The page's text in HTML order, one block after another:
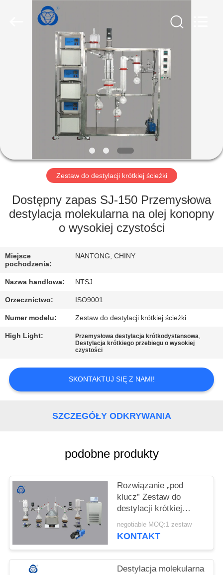
PRODUKTY
WYCIECZKA
FABRYCE
KONTROLA
SKONTAKTUJ
NAMI
AKTUALNOŚCI
POPROSIĆ
WYCENĘ
POLITYKA
PRYWATNOŚCI
Zestaw do destylacji krótkiej ścieżki
Dostępny zapas SJ-150 Przemysłowa
destylacja molekularna na olej konopny
o wysokiej czystości
Miejsce
pochodzenia:
NANTONG, CHINY
Nazwa handlowa: NTSJ
Orzecznictwo: ISO9001
Numer modelu: Zestaw do destylacji krótkiej ścieżki
High Light: Przemysłowa destylacja krótkodystansowa,
Destylacja krótkiego przebiegu o wysokiej
czystości
SKONTAKTUJ SIĘ Z NAMI!
SZCZEGÓŁY ODKRYWANIA
podobne produkty
Rozwiązanie „pod
klucz” Zestaw do
destylacji krótkiej
ścieżki Sprzęt do
ekstrakcji ziołowej
negotiable MOQ:1 zestaw
KONTAKT
Destylacja molekularna